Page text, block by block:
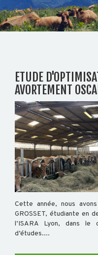
DÉPARTEMENT
Accueil
Auvergne
Rhône-
Alpes
BOVIN
ETUDE
AVORTEMENT
Cette année, nous
GROSSET, étudiante en
l’ISARA Lyon, dans
d’études....